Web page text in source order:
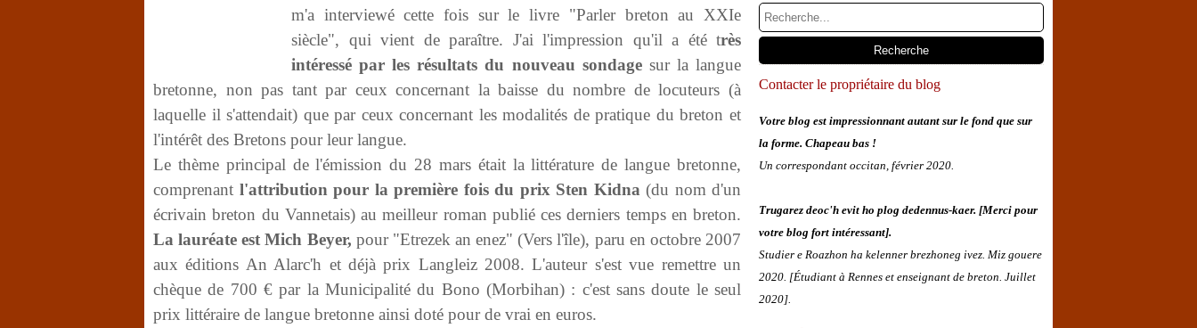
m'a interviewé cette fois sur le livre "Parler breton au XXIe
siècle", qui vient de paraître. J'ai l'impression qu'il a été très
intéressé par les résultats du nouveau sondagesur la langue
bretonne, non pas tant par ceux concernant la baisse du nombre de locuteurs (à
laquelle il s'attendait) que par ceux concernant les modalités de pratique du breton et
l'intérêt des Bretons pour leur langue.
Le thème principal de l'émission du 28 mars était la littérature de langue bretonne,
comprenant l'attribution pour la première fois du prix Sten Kidna (du nom d'un
écrivain breton du Vannetais) au meilleur roman publié ces derniers temps en breton.
La lauréate est Mich Beyer, pour "Etrezek an enez" (Vers l'île), paru en octobre 2007
aux éditions An Alarc'h et déjà prix Langleiz 2008. L'auteur s'est vue remettre un
chèque de 700 € par la Municipalité du Bono (Morbihan) : c'est sans doute le seul
prix littéraire de langue bretonne ainsi doté pour de vrai en euros.
Contacter le propriétaire du blog
Votre blog est impressionnant autant sur le fond que sur
la forme. Chapeau bas !
Un correspondant occitan, février 2020.
Trugarez deoc'h evit ho plog dedennus-kaer. [Merci pour
votre blog fort intéressant].
Studier e Roazhon ha kelenner brezhoneg ivez. Miz gouere
2020. [Étudiant à Rennes et enseignant de breton. Juillet
2020].